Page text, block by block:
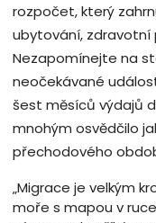
rozpočet, který
ubytování, zdravotní
Nezapomínejte na
neočekávané
šest měsíců výdajů
mnohým osvědčilo
přechodového
„Migrace je velkým
moře s mapou v